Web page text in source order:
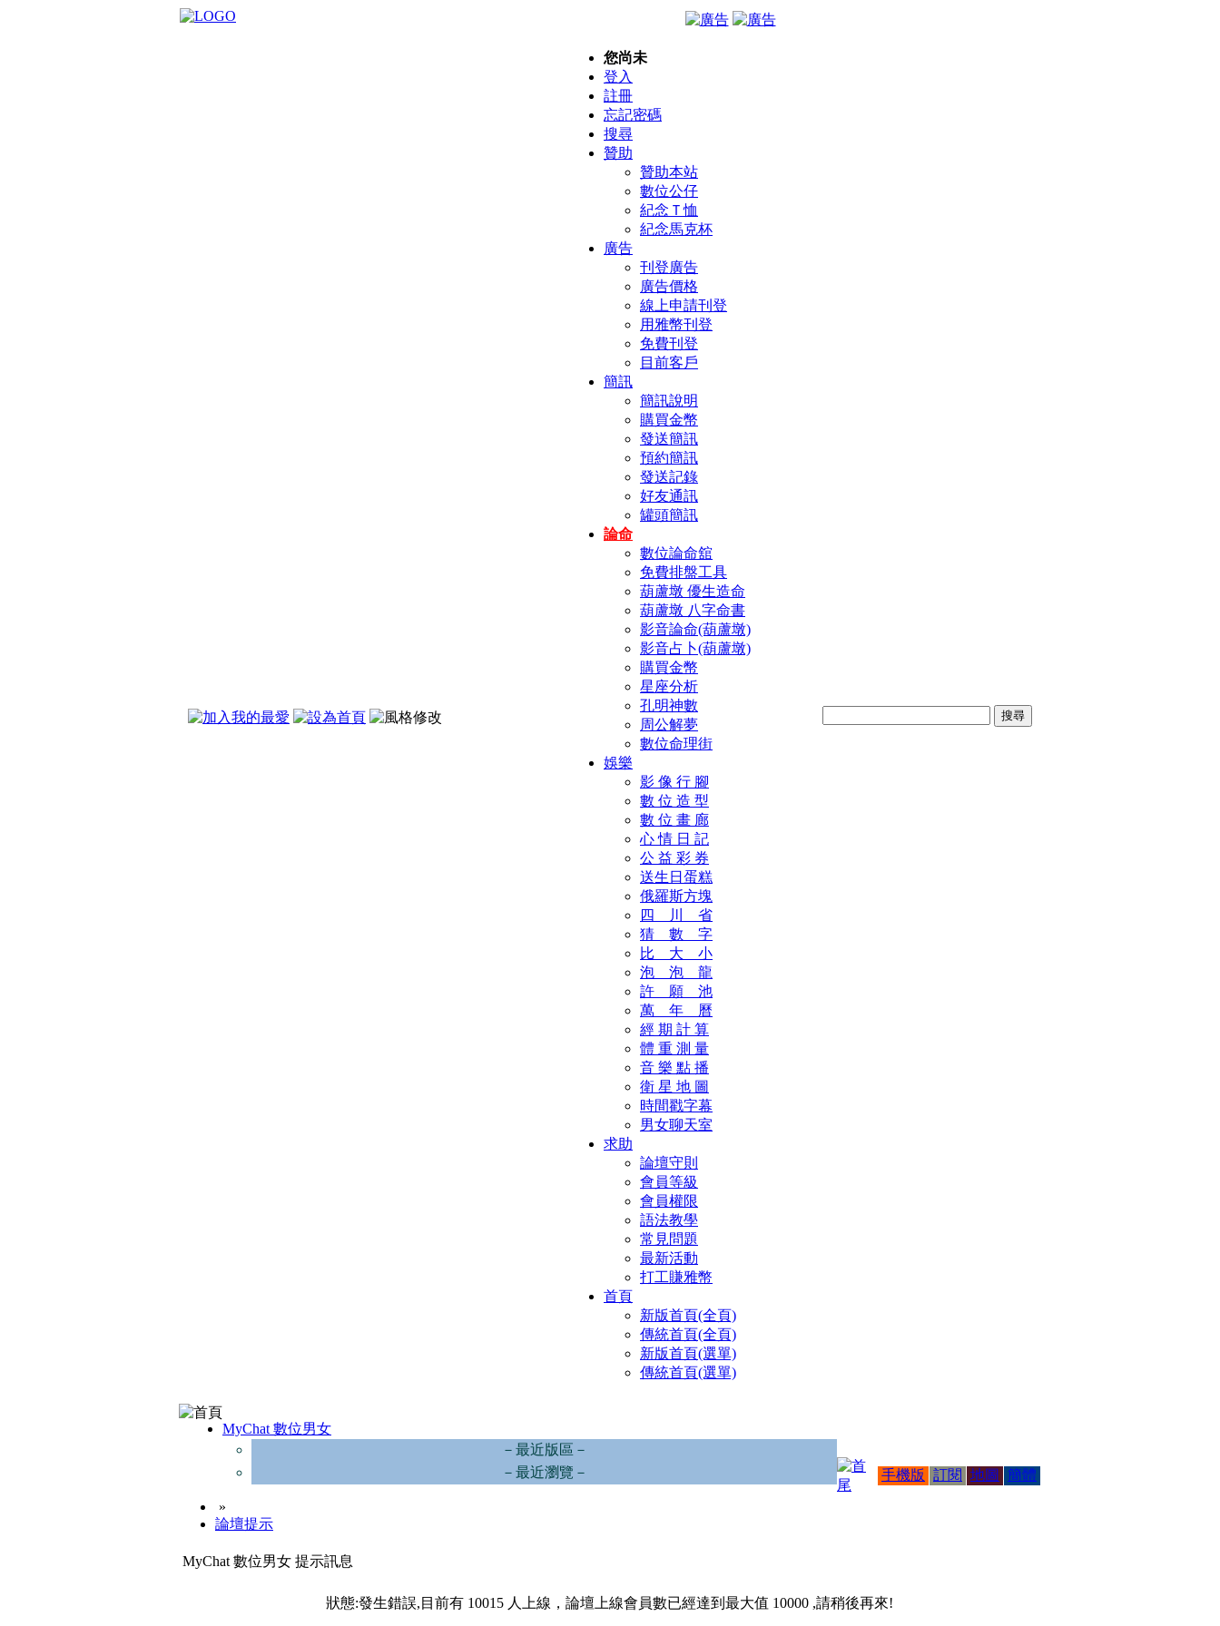
您尚未
登入
註冊
忘記密碼
搜尋
贊助
贊助本站
數位公仔
紀念Ｔ恤
紀念馬克杯
廣告
刊登廣告
廣告價格
線上申請刊登
用雅幣刊登
免費刊登
目前客戶
簡訊
簡訊說明
購買金幣
發送簡訊
預約簡訊
發送記錄
好友通訊
罐頭簡訊
論命
數位論命舘
免費排盤工具
葫蘆墩 優生造命
葫蘆墩 八字命書
影音論命(葫蘆墩)
影音占卜(葫蘆墩)
購買金幣
星座分析
孔明神數
周公解夢
數位命理街
娛樂
影 像 行 腳
數 位 造 型
數 位 畫 廊
心 情 日 記
公 益 彩 券
送生日蛋糕
俄羅斯方塊
四 川 省
猜 數 字
比 大 小
泡 泡 龍
許 願 池
萬 年 曆
經 期 計 算
體 重 測 量
音 樂 點 播
衛 星 地 圖
時間戳字幕
男女聊天室
求助
論壇守則
會員等級
會員權限
語法教學
常見問題
最新活動
打工賺雅幣
首頁
新版首頁(全頁)
傳統首頁(全頁)
新版首頁(選單)
傳統首頁(選單)
MyChat 數位男女
－最近版區－
－最近瀏覽－
»
論壇提示
手機版 訂閱 地圖 簡體
MyChat 數位男女 提示訊息
狀態:發生錯誤,目前有 10015 人上線，論壇上線會員數已經達到最大值 10000 ,請稍後再來!